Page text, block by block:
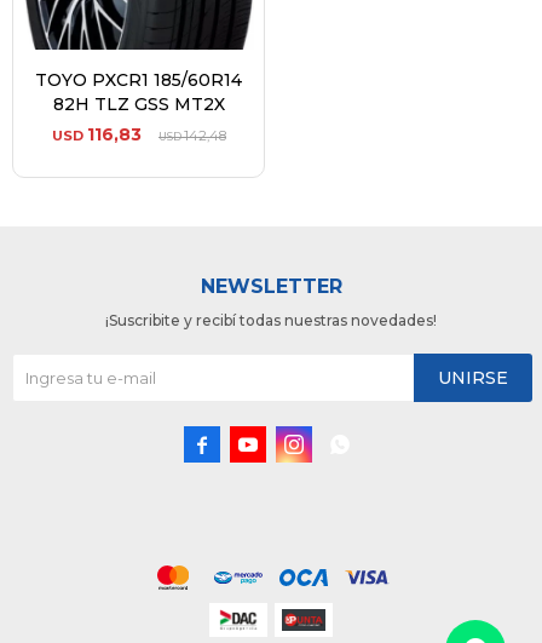
TOYO PXCR1 185/60R14
82H TLZ GSS MT2X
USD 116,83 USD142,48
NEWSLETTER
¡Suscribite y recibí todas nuestras novedades!
UNIRSE
  